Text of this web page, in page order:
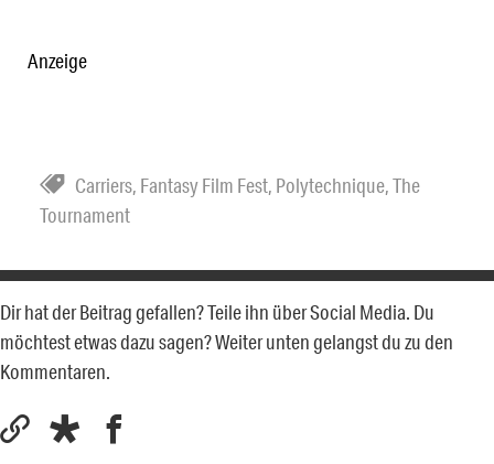
Anzeige
Carriers, Fantasy Film Fest, Polytechnique,The
Tournament
Dir hat der Beitrag gefallen? Teile ihn über Social Media. Du
möchtest etwas dazu sagen? Weiter unten gelangst du zu den
Kommentaren.